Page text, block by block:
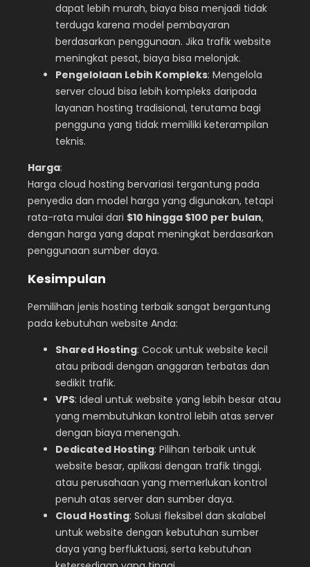
dapat lebih murah, biaya bisa menjadi tidak
terduga karena model pembayaran
berdasarkan penggunaan. Jika trafik website
meningkat pesat, biaya bisa melonjak.
Pengelolaan Lebih Kompleks: Mengelola
server cloud bisa lebih kompleks daripada
layanan hosting tradisional, terutama bagi
pengguna yang tidak memiliki keterampilan
teknis.
Harga:
Harga cloud hosting bervariasi tergantung pada
penyedia dan model harga yang digunakan, tetapi
rata-rata mulai dari $10 hingga $100 per bulan,
dengan harga yang dapat meningkat berdasarkan
penggunaan sumber daya.
Kesimpulan
Pemilihan jenis hosting terbaik sangat bergantung
pada kebutuhan website Anda:
Shared Hosting: Cocok untuk website kecil
atau pribadi dengan anggaran terbatas dan
sedikit trafik.
VPS: Ideal untuk website yang lebih besar atau
yang membutuhkan kontrol lebih atas server
dengan biaya menengah.
Dedicated Hosting: Pilihan terbaik untuk
website besar, aplikasi dengan trafik tinggi,
atau perusahaan yang memerlukan kontrol
penuh atas server dan sumber daya.
Cloud Hosting: Solusi fleksibel dan skalabel
untuk website dengan kebutuhan sumber
daya yang berfluktuasi, serta kebutuhan